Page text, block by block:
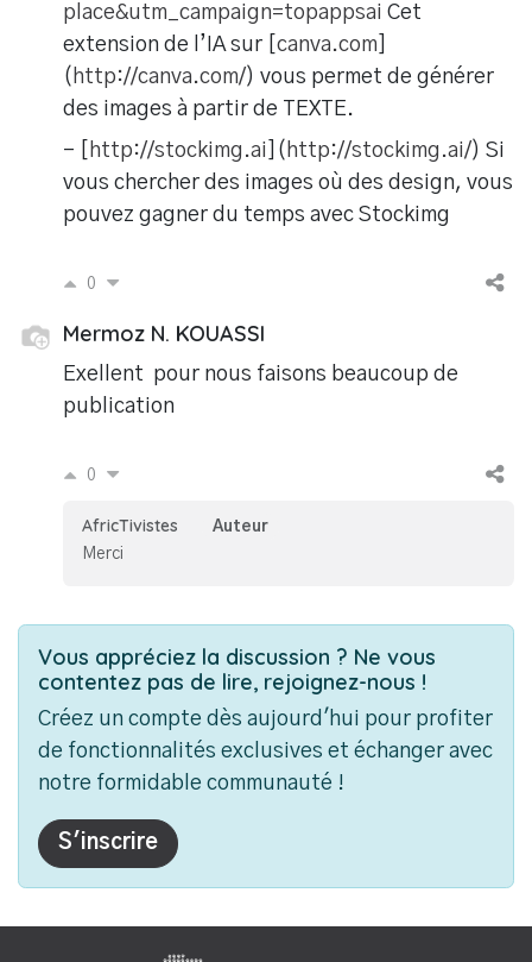
place&utm_campaign=topappsai Cet
extension de l’IA sur [ canva.com
( http://canva.com/) vous permet de générer
des images à partir de TEXTE.
- [
http://stockimg.ai ]( http://stockimg.ai/) Si
vous chercher des images où des design, vous
pouvez gagner du temps avec Stockimg
0
Mermoz N. KOUASSI
Exellent pour nous faisons beaucoup de
publication
0
AfricTivistes
Auteur
Merci
Vous appréciez la discussion ? Ne vous
contentez pas de lire, rejoignez-nous !
Créez un compte dès aujourd'hui pour profiter
de fonctionnalités exclusives et échanger avec
notre formidable communauté !
S'inscrire